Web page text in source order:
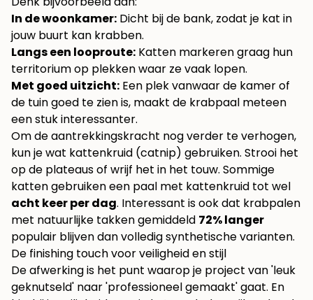
In de woonkamer: Dicht bij de bank, zodat je kat in
jouw buurt kan krabben.
Langs een looproute: Katten markeren graag hun
territorium op plekken waar ze vaak lopen.
Met goed uitzicht: Een plek vanwaar de kamer of
de tuin goed te zien is, maakt de krabpaal meteen
een stuk interessanter.
Om de aantrekkingskracht nog verder te verhogen,
kun je wat kattenkruid (catnip) gebruiken. Strooi het
op de plateaus of wrijf het in het touw. Sommige
katten gebruiken een paal met kattenkruid tot wel
acht keer per dag. Interessant is ook dat krabpalen
met natuurlijke takken gemiddeld 72% langer
populair blijven dan volledig synthetische varianten.
De finishing touch voor veiligheid en stijl
De afwerking is het punt waarop je project van 'leuk
geknutseld' naar 'professioneel gemaakt' gaat. En